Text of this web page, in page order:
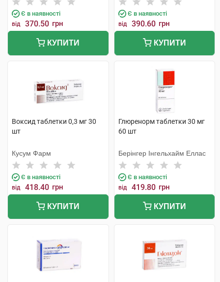
Є в наявності
від 370.50 грн
КУПИТИ
Є в наявності
від 390.60 грн
КУПИТИ
Воксид таблетки 0,3 мг 30
шт
Кусум Фарм
Є в наявності
від 418.40 грн
КУПИТИ
Глюренорм таблетки 30 мг
60 шт
Берінгер Інгельхайм Еллас
Є в наявності
від 419.80 грн
КУПИТИ